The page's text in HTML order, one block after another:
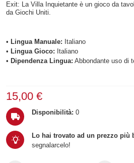
Exit: La Villa Inquietante è un gioco da
da Giochi Uniti.
• Lingua Manuale: Italiano
• Lingua Gioco: Italiano
• Dipendenza Lingua: Abbondante uso di
15,00 €
Disponibilità: 0
Lo hai trovato ad un prezzo più
segnalarcelo!